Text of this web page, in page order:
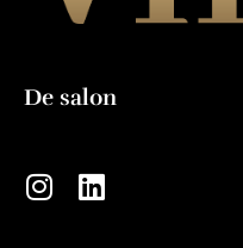
De salon